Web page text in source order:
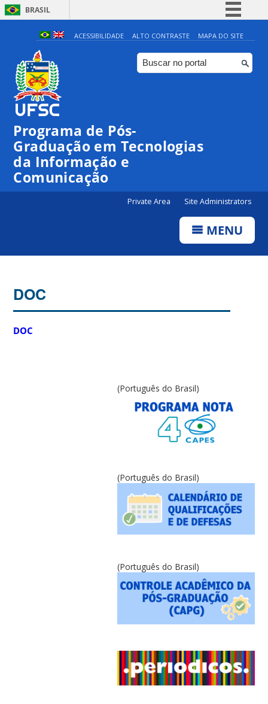
BRASIL
Simplifique!
Comunica BR
Participe
ACESSIBILIDADE ALTO CONTRASTE MAPA DO SITE
Programa de Pós-
Graduação em Tecnologias
da Informação e
Comunicação
Private Area Site Administrators
MENU
DOC
DOC
(Português do Brasil)
(Português do Brasil)
(Português do Brasil)